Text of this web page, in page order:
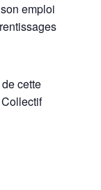
emploi
cette